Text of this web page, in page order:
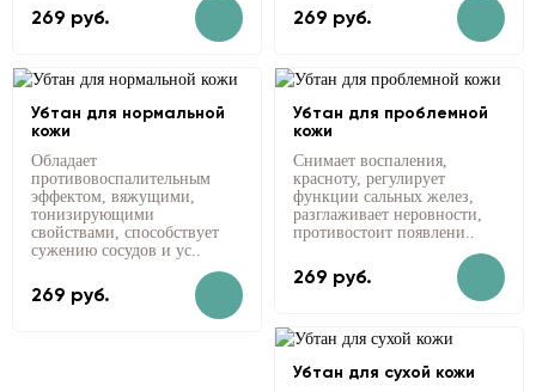
269 руб. 269 руб.
Убтан для нормальной
кожи
Обладает
противовоспалительным
эффектом, вяжущими,
тонизирующими
свойствами, способствует
сужению сосудов и ус..
269 руб.
Убтан для проблемной
кожи
Снимает воспаления,
красноту, регулирует
функции сальных желез,
разглаживает неровности,
противостоит появлени..
269 руб.
Убтан для сухой кожи